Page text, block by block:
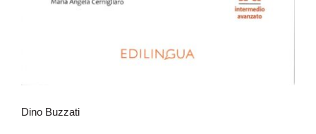
Dino Buzzati